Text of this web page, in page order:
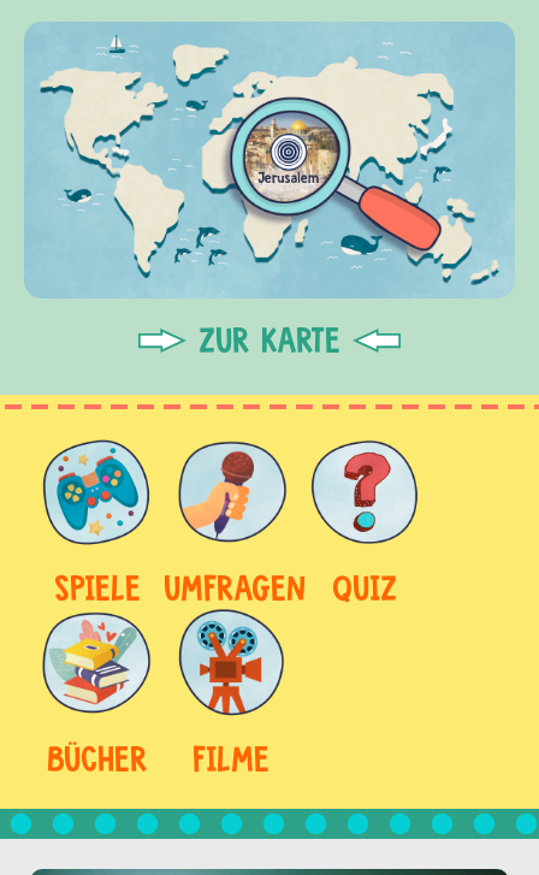
ZUR KARTE
SPIELE UMFRAGEN QUIZ
BÜCHER FILME